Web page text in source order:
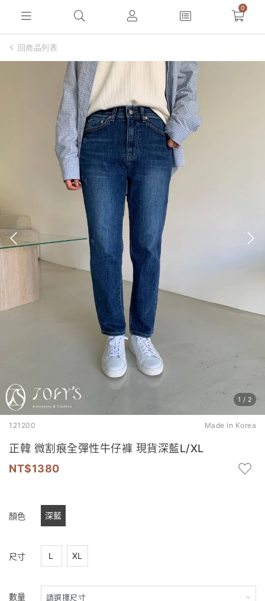
0
回商品列表
1 / 2
121200 Made in Korea
正韓 微割痕全彈性牛仔褲 現貨深藍L/XL
1380
顏色 深藍
尺寸 L XL
數量